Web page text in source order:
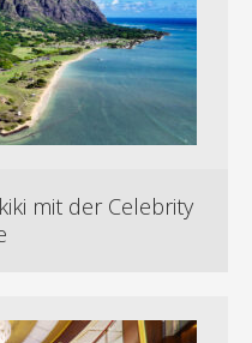
mit der Celebrity